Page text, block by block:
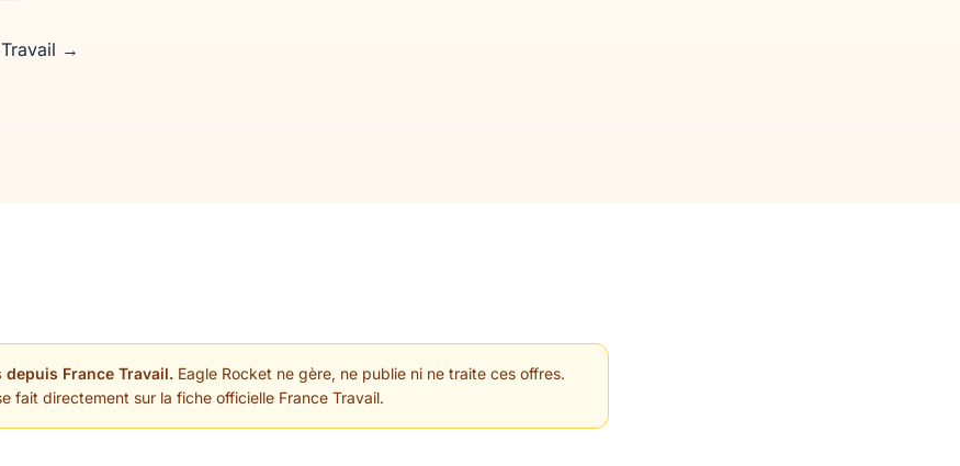
→
depuis France Travail. Eagle Rocket ne gère, ne publie ni ne traite ces offres.
fait directement sur la fiche officielle France Travail.